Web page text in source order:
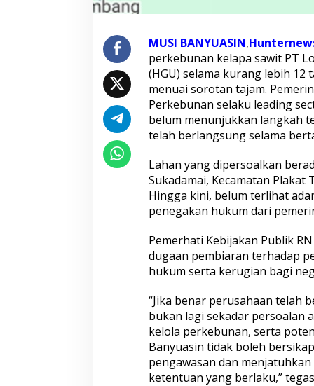
b
u
b
a
D
i
n
l
a
L
a
k
u
k
n
P
m
i
a
r
a
n
t
e
MUSI BANYUASIN,
perkebunan kelapa sawit PT
(HGU) selama kurang lebih 12
menuai sorotan tajam.
Perkebunan selaku leading
belum menunjukkan langkah
telah berlangsung selama
Lahan yang dipersoalkan
Sukadamai, Kecamatan Plakat
Hingga kini, belum terlihat
penegakan hukum dari
Pemerhati Kebijakan Publik
dugaan pembiaran terhadap
hukum serta kerugian bagi
“Jika benar perusahaan telah
bukan lagi sekadar persoalan
kelola perkebunan, serta
Banyuasin tidak boleh
pengawasan dan
ketentuan yang berlaku,”